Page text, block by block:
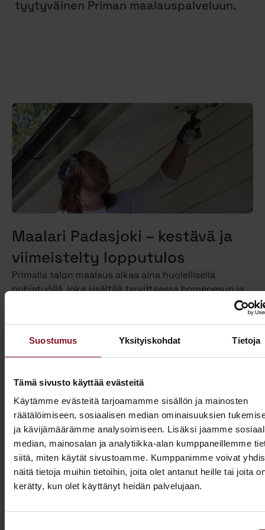
Suostumus Yksityiskohdat Tietoja
Tämä sivusto käyttää evästeitä
Käytämme evästeitä tarjoamamme sisällön ja mainosten
räätälöimiseen, sosiaalisen median ominaisuuksien
ja kävijämäärämme analysoimiseen. Lisäksi jaamme
median, mainosalan ja analytiikka-alan kumppaneillemme
siitä, miten käytät sivustoamme. Kumppanimme voivat
näitä tietoja muihin tietoihin, joita olet antanut heille tai joita
kerätty, kun olet käyttänyt heidän palvelujaan.
tyytyväinen Priman maalauspalveluun.
Maalari Padasjoki – kestävä ja
viimeistelty lopputulos
Primalla talon maalaus alkaa aina huolellisella
pohjatyöllä, joka sisältää tarvittaessa homepesun ja
Maalaamme puhdistetun ulkoverhouksen
valitsemallasi värillä jopa kahteen kertaan. Tällöin
Teemme talon maalaukset pelkästään pensselillä ja
käsin maalaten. Näin saamme tasaisen ja viimeistellyn
pinnan.
Pensselillä saadaan ruiskumaalausta tarkempi,
peittävämpi ja kestävämpi jälki. Siksi luotamme
ainoastaan tähän perinteiseen työtapaan. Kun talon
maalaus on tehty oikein, eli pensselimaalauksena,
pysyy maalipinta paremmin puhtaana ja säilyttää